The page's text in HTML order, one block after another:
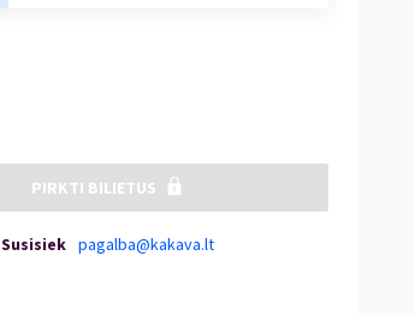
PIRKTI BILIETUS
Susisiek pagalba@kakava.lt